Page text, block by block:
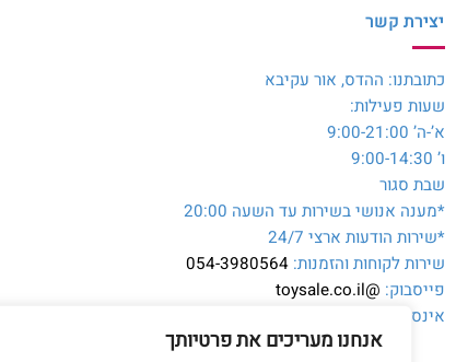
אנחנו מעריכים את פרטיותך
יצירת קשר
כתובתנו: ההדס, אור עקיבא
שעות פעילות:
א’-ה’ 9:00-21:00
ו’ 9:00-14:30
שבת סגור
*מענה אנושי בשירות עד השעה 20:00
*שירות הודעות ארצי 24/7
שירות לקוחות והזמנות: 054-3980564
פייסבוק: @toysale.co.il
אינסטגרם: